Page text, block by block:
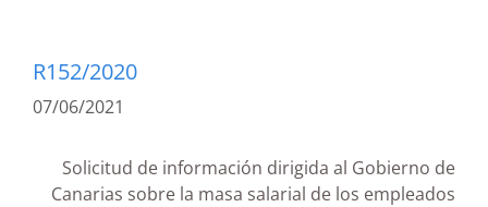
R152/2020
07/06/2021
Solicitud de información dirigida al Gobierno de
Canarias sobre la masa salarial de los empleados